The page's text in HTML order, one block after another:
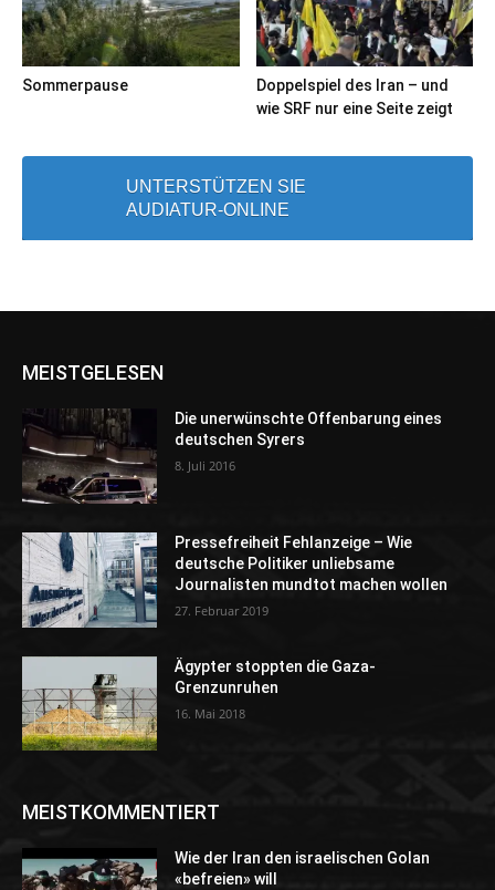
Sommerpause
Doppelspiel des Iran – und
wie SRF nur eine Seite zeigt
UNTERSTÜTZEN SIE
AUDIATUR-ONLINE
MEISTGELESEN
Die unerwünschte Offenbarung eines
deutschen Syrers
8. Juli 2016
Pressefreiheit Fehlanzeige – Wie
deutsche Politiker unliebsame
Journalisten mundtot machen wollen
27. Februar 2019
Ägypter stoppten die Gaza-
Grenzunruhen
16. Mai 2018
MEISTKOMMENTIERT
Wie der Iran den israelischen Golan
«befreien» will